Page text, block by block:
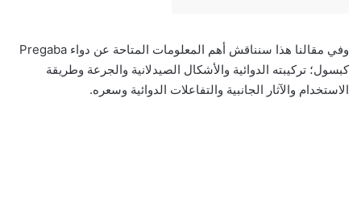
وفي‌ ‌مقالنا‌ ‌هذا‌ ‌سنناقش‌ ‌أهم‌ ‌المعلومات‌ ‌المتاحة‌ ‌عن‌ دواء Pregaba
كبسول؛ ‌تركيبته‌ ‌الدوائية‌ والأشكال الصيدلانية ‌والجرعة‌ ‌وطريقة‌
‌الاستخدام‌ ‌والآثار‌ ‌الجانبية‌ ‌والتفاعلات الدوائية وسعره‌.